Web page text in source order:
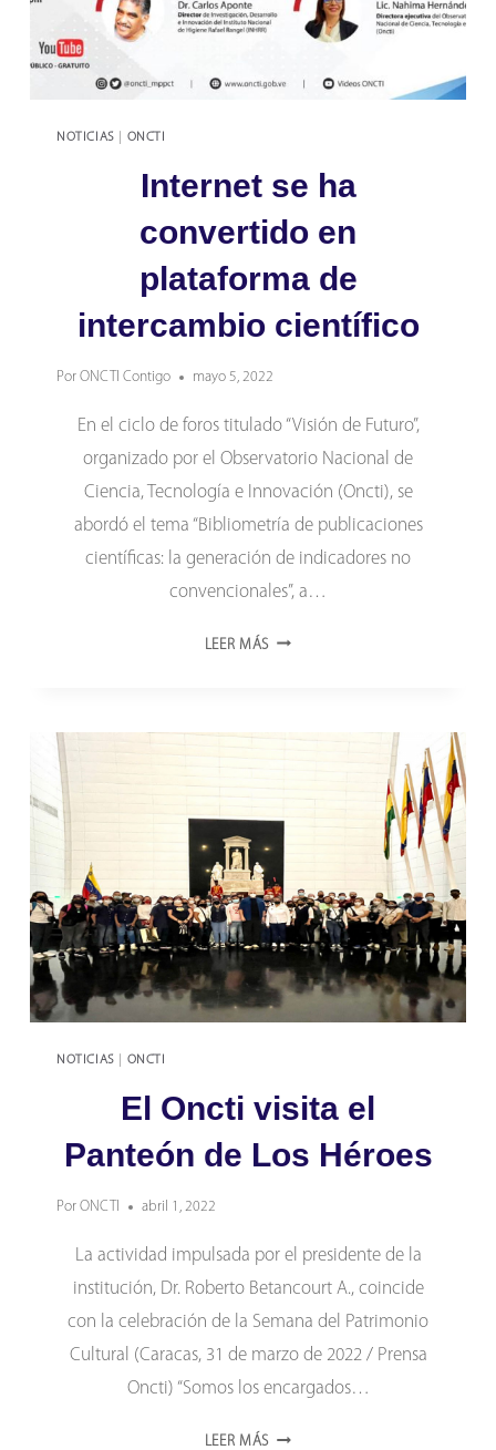
GRÁFICA
NOTICIAS ONCTI
Internet se ha
convertido en
plataforma de
intercambio científico
Por ONCTI Contigo mayo 5, 2022
En el ciclo de foros titulado “Visión de Futuro”,
organizado por el Observatorio Nacional de
Ciencia, Tecnología e Innovación (Oncti), se
abordó el tema “Bibliometría de publicaciones
científicas: la generación de indicadores no
convencionales”, a…
LEER MÁS INTERNET
INTERCAMBIO
CIENTÍFICO
NOTICIAS ONCTI
El Oncti visita el
Panteón de Los Héroes
Por ONCTI abril 1, 2022
La actividad impulsada por el presidente de la
institución, Dr. Roberto Betancourt A., coincide
con la celebración de la Semana del Patrimonio
Cultural (Caracas, 31 de marzo de 2022 / Prensa
Oncti) “Somos los encargados…
LEER MÁS EL